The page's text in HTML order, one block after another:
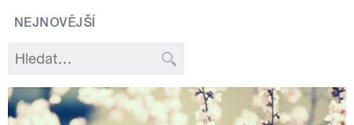
NEJNOVĚJŠÍ